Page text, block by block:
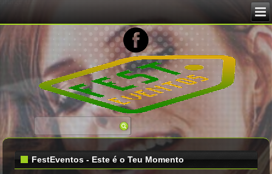
FestEventos - Este é o Teu Momento